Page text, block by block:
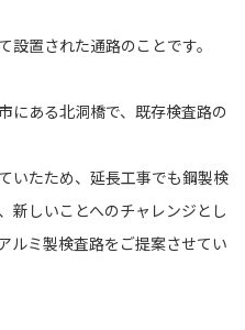
置された通路のことです。
にある北洞橋で、既存検査路の
いたため、延長工事でも鋼製検
新しいことへのチャレンジとし
ルミ製検査路をご提案させてい